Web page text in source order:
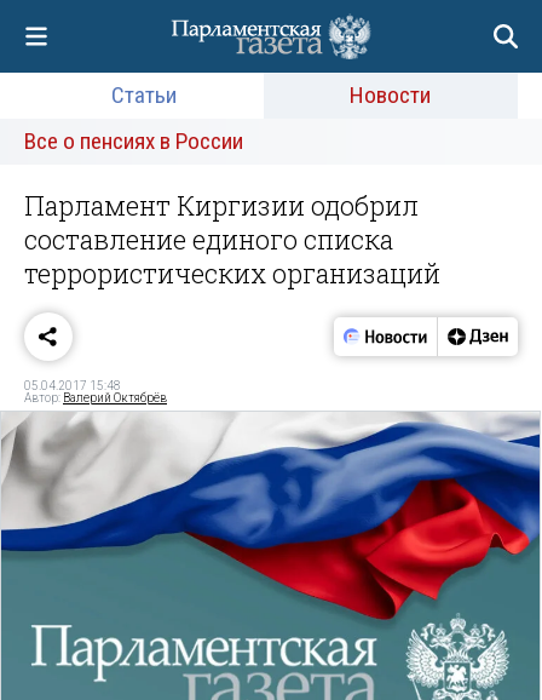
Статьи
Новости
Все о пенсиях в России
Парламент Киргизии одобрил
составление единого списка
террористических организаций
05.04.2017 15:48
Автор: Валерий Октябрёв